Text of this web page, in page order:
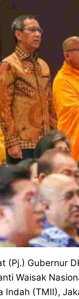
(Pj.) Gubernur
Waisak
Indah (TMII),